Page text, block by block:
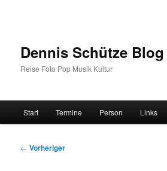
Dennis Schütze Blog
Reise Foto Pop Musik Kultur
Start Termine Person Links
Beitragsnavigation
← Vorheriger